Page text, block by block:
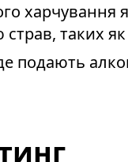
харчування
таких як
подають